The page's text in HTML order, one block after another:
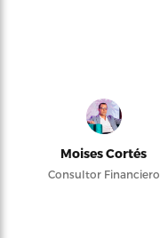
Moises Cortés
Consultor Financiero